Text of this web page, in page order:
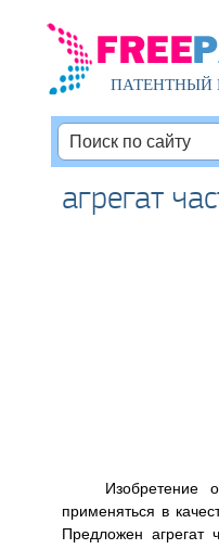
ПАТЕНТНЫЙ
агрегат
Изобретение
применяться в
Предложен агрегат